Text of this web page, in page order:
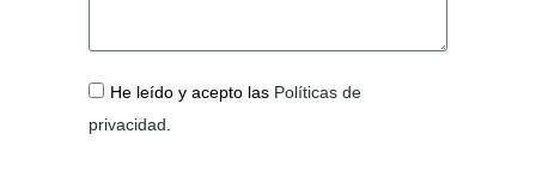
He leído y acepto las Políticas de
privacidad.